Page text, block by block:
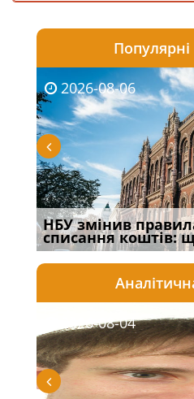
2026-08-06
НБУ змінив
списання коштів:
2026-08-04